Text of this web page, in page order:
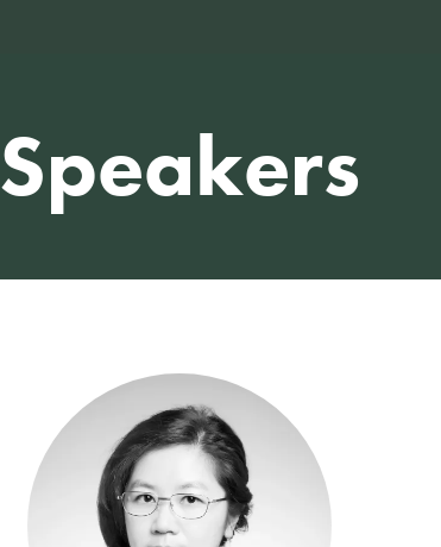
Speakers